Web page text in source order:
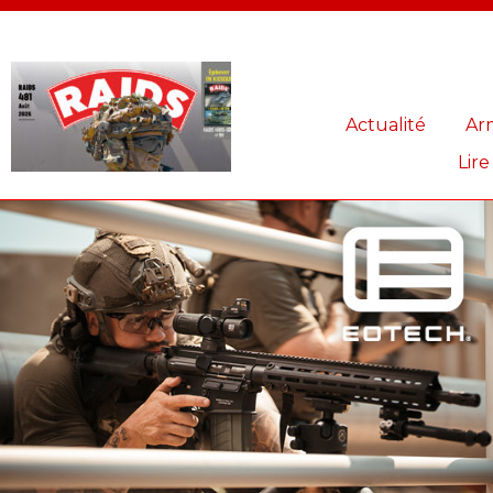
Actualité
Panneau de gestion des cookies